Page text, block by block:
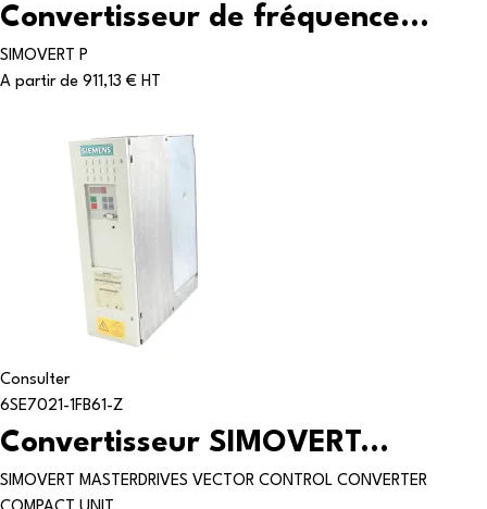
Convertisseur de fréquence...
SIMOVERT P
A partir de 911,13 € HT
Consulter
6SE7021-1FB61-Z
Convertisseur SIMOVERT...
SIMOVERT MASTERDRIVES VECTOR CONTROL CONVERTER